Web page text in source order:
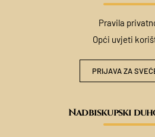
Pravila
Opći uvjeti
PRIJAVA ZA
Nadbiskupski